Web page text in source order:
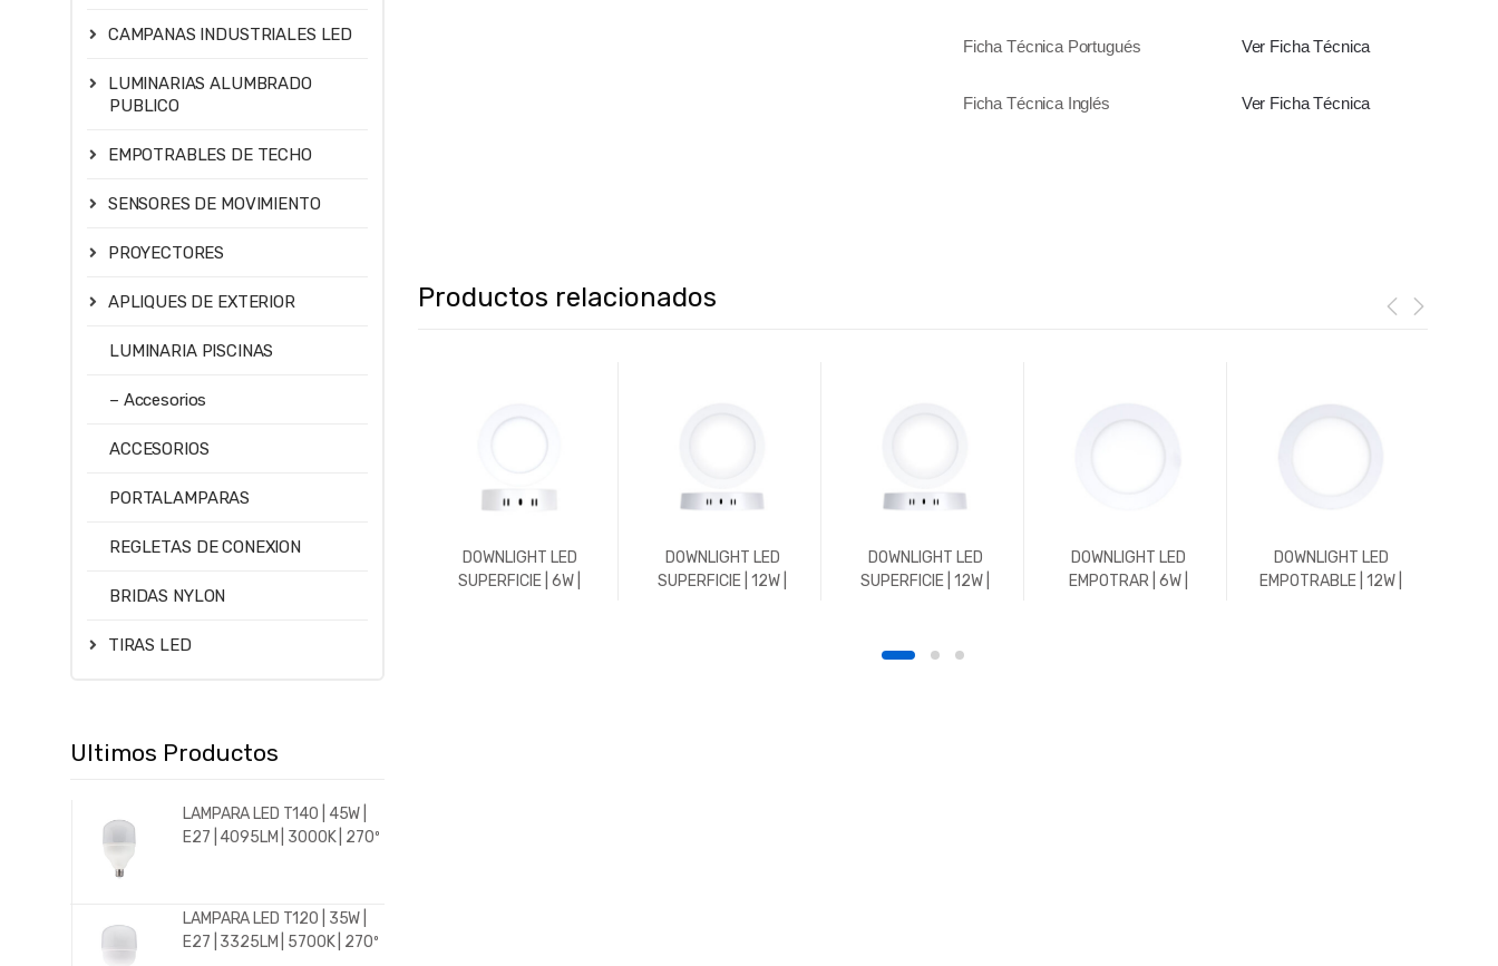
Ficha Técnica Portugués Ver Ficha Técnica
Ficha Técnica Inglés Ver Ficha Técnica
Productos relacionados
DOWNLIGHT LED
SUPERFICIE | 6W |
DOWNLIGHT LED
SUPERFICIE | 12W |
DOWNLIGHT LED
SUPERFICIE | 12W |
DOWNLIGHT LED
EMPOTRAR | 6W |
DOWNLIGHT LED
EMPOTRABLE | 12W |
CAMPANAS INDUSTRIALES LED
LUMINARIAS ALUMBRADO
PUBLICO
EMPOTRABLES DE TECHO
SENSORES DE MOVIMIENTO
PROYECTORES
APLIQUES DE EXTERIOR
LUMINARIA PISCINAS
– Accesorios
ACCESORIOS
PORTALAMPARAS
REGLETAS DE CONEXION
BRIDAS NYLON
TIRAS LED
Ultimos Productos
LAMPARA LED T140 | 45W |
E27 | 4095LM | 3000K | 270º
LAMPARA LED T120 | 35W |
E27 | 3325LM | 5700K | 270º